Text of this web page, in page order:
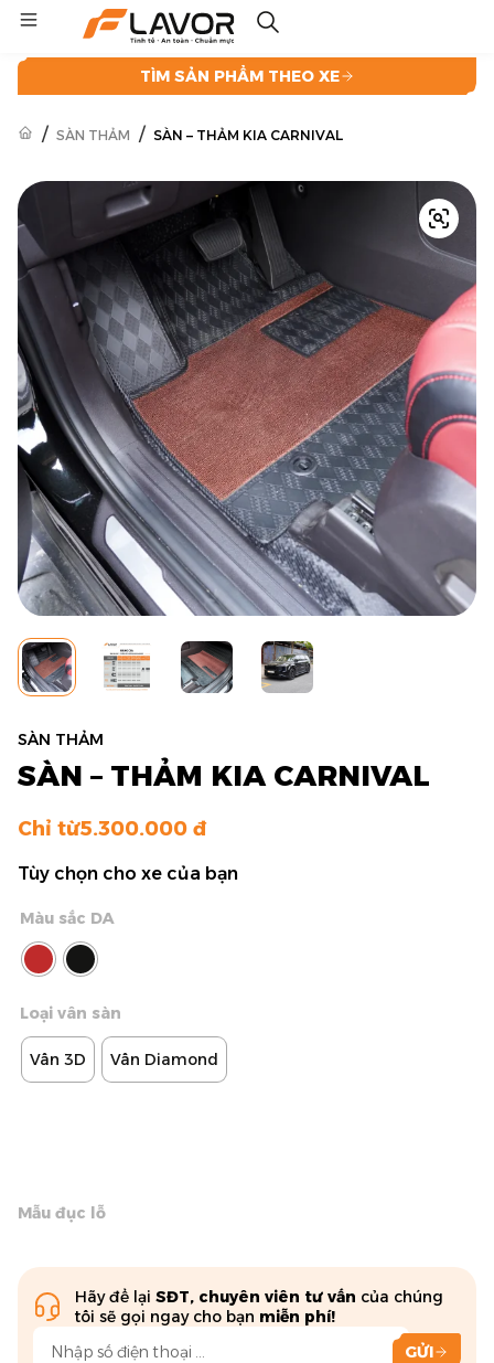
TÌM SẢN PHẨM THEO XE
/ SÀN THẢM / SÀN – THẢM KIA CARNIVAL
SÀN THẢM
SÀN – THẢM KIA CARNIVAL
Chỉ từ5.300.000
Tùy chọn cho xe của bạn
Màu sắc DA
Loại vân sàn
Vân 3D Vân Diamond
Mẫu đục lỗ
Hãy để lại SĐT, chuyên viên tư vấn của chúng
tôi sẽ gọi ngay cho bạn miễn phí!
GỬI